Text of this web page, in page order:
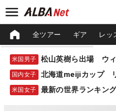
全ツアー ギア レッ
米国男子
国内女子 北海道meijiカップ
米国女子 最新の世界ランキン